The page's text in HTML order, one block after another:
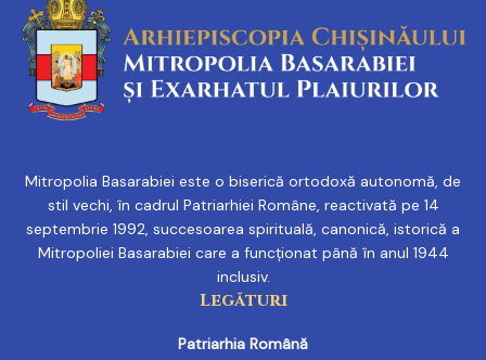
Mitropolia Basarabiei este o biserică ortodoxă autonomă, de
stil vechi, în cadrul Patriarhiei Române, reactivată pe 14
septembrie 1992, succesoarea spirituală, canonică, istorică a
Mitropoliei Basarabiei care a funcționat până în anul 1944
inclusiv.
Legături
Patriarhia Română